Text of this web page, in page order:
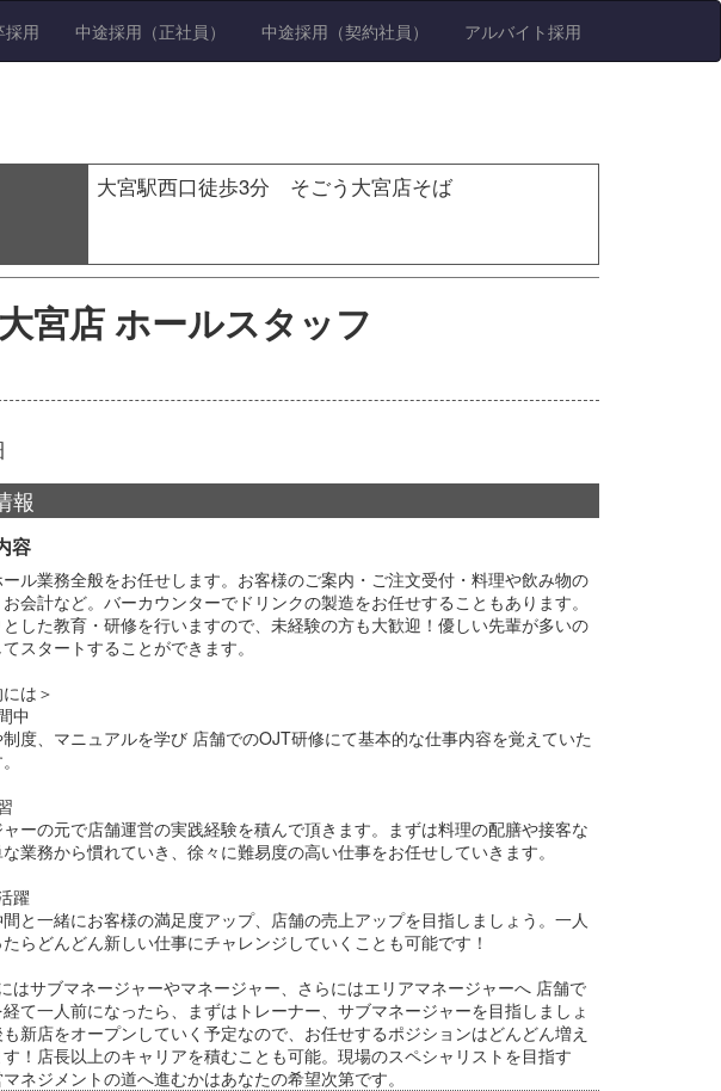
採用 中途採用（正社員） 中途採用（契約社員） アルバイト採用
大宮駅西口徒歩3分 そごう大宮店そば
宮店 ホールスタッフ
報
容
ル業務全般をお任せします。お客様のご案内・ご注文受付・料理や飲み物の
会計など。バーカウンターでドリンクの製造をお任せすることもあります。
とした教育・研修を行いますので、未経験の方も大歓迎！優しい先輩が多いの
スタートすることができます。
は＞
中
度、マニュアルを学び 店舗でのOJT研修にて基本的な仕事内容を覚えていた
ーの元で店舗運営の実践経験を積んで頂きます。まずは料理の配膳や接客な
業務から慣れていき、徐々に難易度の高い仕事をお任せしていきます。
躍
と一緒にお客様の満足度アップ、店舗の売上アップを目指しましょう。一人
らどんどん新しい仕事にチャレンジしていくことも可能です！
はサブマネージャーやマネージャー、さらにはエリアマネージャーへ 店舗で
て一人前になったら、まずはトレーナー、サブマネージャーを目指しましょ
も新店をオープンしていく予定なので、お任せするポジションはどんどん増え
！店長以上のキャリアを積むことも可能。現場のスペシャリストを目指す
ネジメントの道へ進むかはあなたの希望次第です。